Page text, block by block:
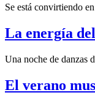
Se está convirtiendo
La energía
Una noche de danzas
El verano